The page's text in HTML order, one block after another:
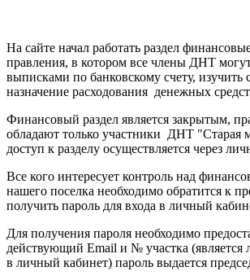
На сайте начал работать раздел
правления, в котором все члены ДНТ
выписками по банковскому счету,
назначение расходования денежных
Финансовый раздел является закрытым,
обладают только участники ДНТ "Старая
доступ к разделу осуществляется через
Все кого интересует контроль над
нашего поселка необходимо обратится к
получить пароль для входа в личный
Для получения пароля необходимо
действующий Email и № участка (является
в личный кабинет) пароль выдается